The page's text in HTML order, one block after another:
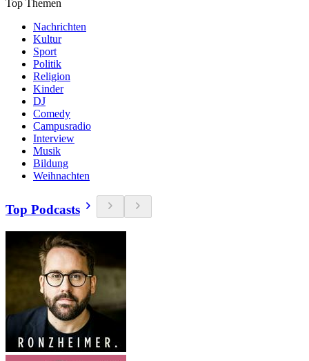
Top Themen
Nachrichten
Kultur
Sport
Politik
Religion
Kinder
DJ
Comedy
Campusradio
Interview
Musik
Bildung
Weihnachten
Top Podcasts